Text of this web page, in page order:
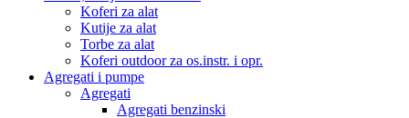
Koferi za alat
Kutije za alat
Torbe za alat
Koferi outdoor za os.instr. i opr.
Agregati i pumpe
Agregati
Agregati benzinski